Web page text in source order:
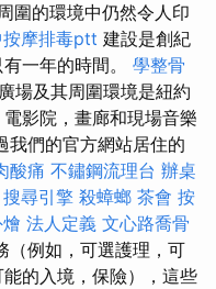
圍的環境中仍然令人印
按摩排毒ptt 建設是創紀
一年的時間。 學整骨
廣場及其周圍環境是紐約
影院，畫廊和現場音樂
我們的官方網站居住的
酸痛 不鏽鋼流理台 辦桌
搜尋引擎 殺蟑螂 茶會 按
法人定義 文心路喬骨
（例如，可選護理，可
的入境，保險），這些